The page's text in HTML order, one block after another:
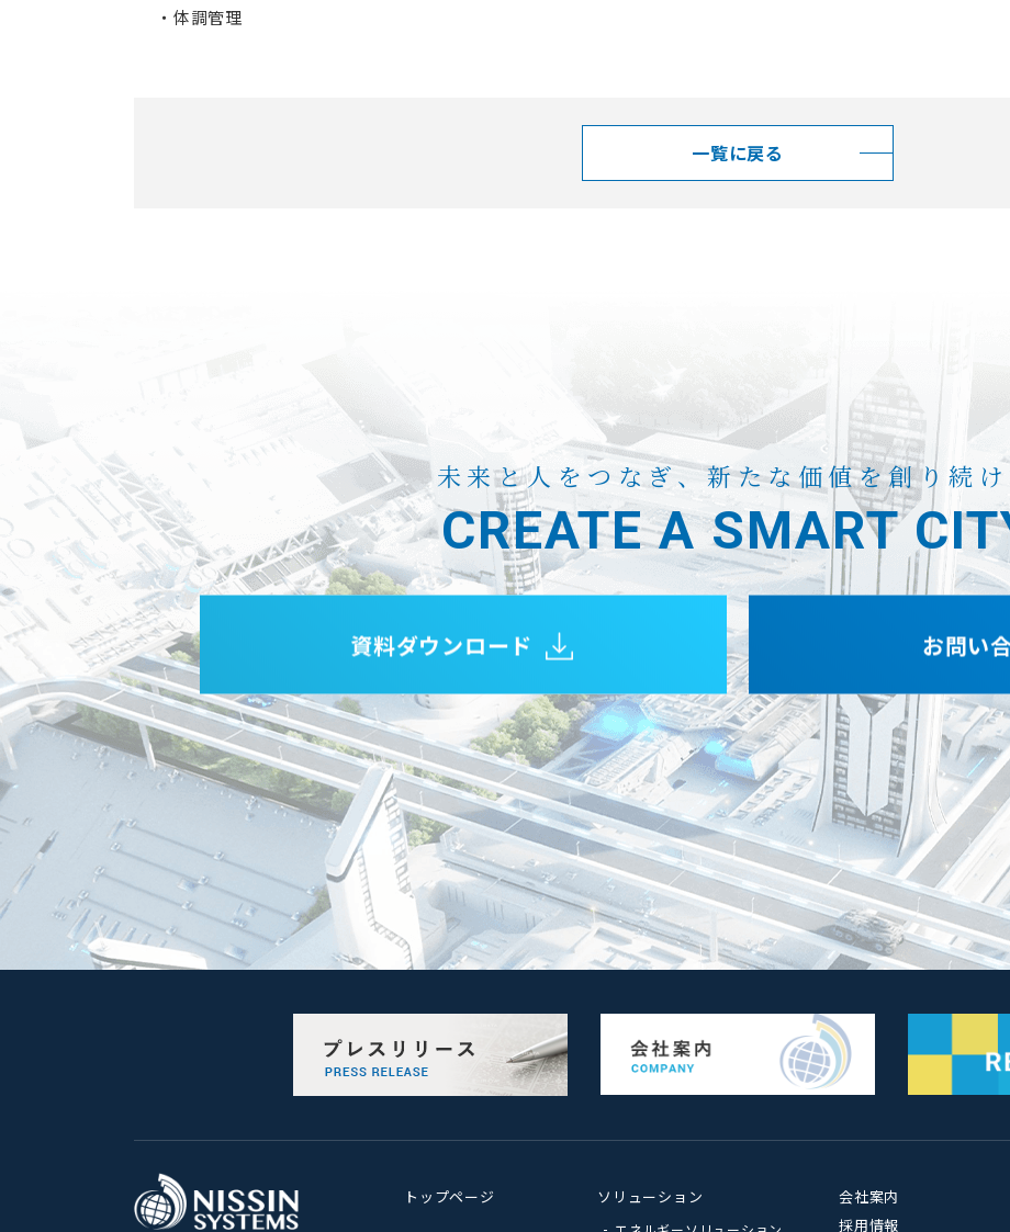
・体調管理
一覧に戻る
未来と人をつなぎ、新たな価値を創り続
CREATE ASMART
資料ダウンロード お問い
トップページ ソリューション
会社案内
採用情報